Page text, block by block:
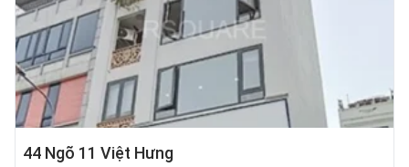
44 Ngõ 11 Việt Hưng